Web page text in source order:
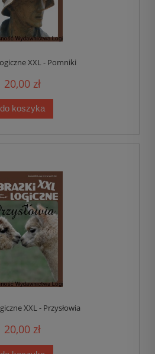
XXL - Pomniki
20,00 zł
do koszyka
XXL - Przysłowia
20,00 zł